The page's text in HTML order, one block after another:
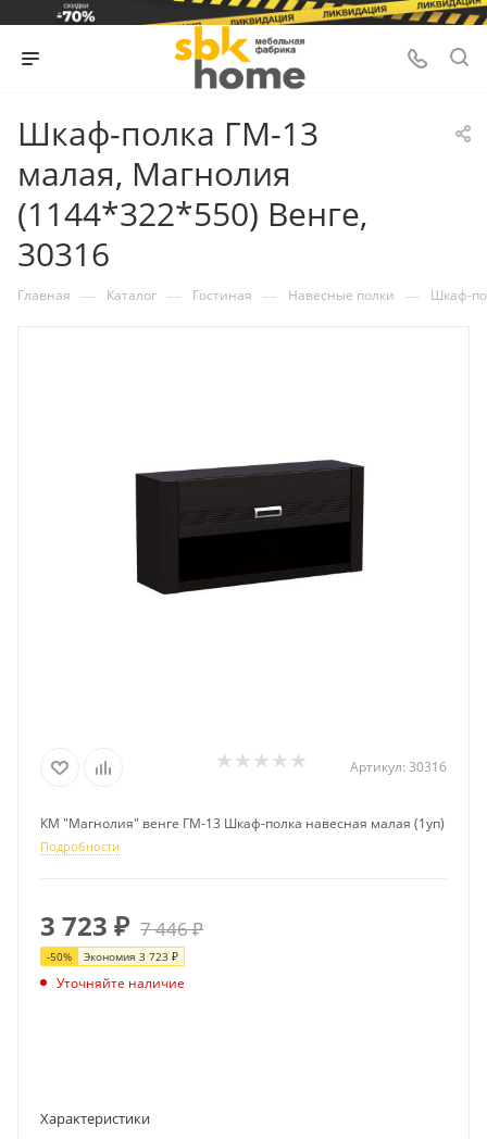
Шкаф-полка ГМ-13
малая, Магнолия
(1144*322*550) Венге,
30316
Главная — Каталог — Гостиная — Навесные полки — Шкаф-
Артикул: 30316
КМ "Магнолия" венге ГМ-13 Шкаф-полка навесная малая (1уп)
Подробности
3 723 ₽ 7 446₽
-50% Экономия 3 723 ₽
Уточняйте наличие
Характеристики